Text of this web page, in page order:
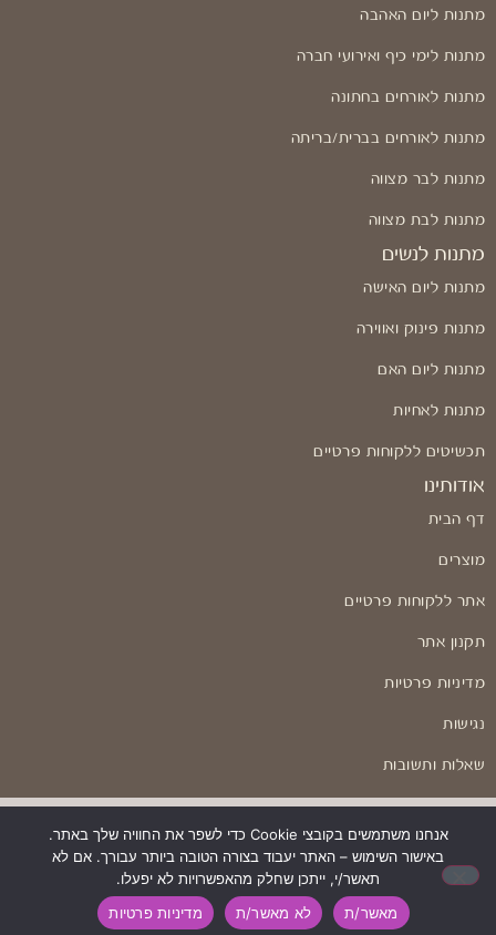
מתנות ליום האהבה
מתנות לימי כיף ואירועי חברה
מתנות לאורחים בחתונה
מתנות לאורחים בברית/בריתה
מתנות לבר מצווה
מתנות לבת מצווה
מתנות לנשים
מתנות ליום האישה
מתנות פינוק ואווירה
מתנות ליום האם
מתנות לאחיות
תכשיטים ללקוחות פרטיים
אודותינו
דף הבית
מוצרים
אתר ללקוחות פרטיים
תקנון אתר
מדיניות פרטיות
נגישות
שאלות ותשובות
בניה ועיצוב: Odesign
אנחנו משתמשים בקובצי Cookie כדי לשפר את החוויה שלך באתר.
באישור השימוש – האתר יעבוד בצורה הטובה ביותר עבורך. אם לא
תאשר/י, ייתכן שחלק מהאפשרויות לא יפעלו.
מאשר/ת
לא מאשר/ת מדיניות פרטיות